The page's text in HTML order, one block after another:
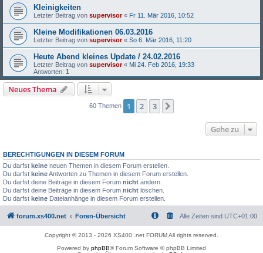
Kleinigkeiten
Letzter Beitrag von supervisor« Fr 11. Mär 2016, 10:52
Kleine Modifikationen 06.03.2016
Letzter Beitrag von supervisor« So 6. Mär 2016, 11:20
Heute Abend kleines Update / 24.02.2016
Letzter Beitrag von supervisor« Mi 24. Feb 2016, 19:33
Antworten: 1
Neues Thema
60 Themen 1 2 3
Gehe zu
BERECHTIGUNGEN IN DIESEM FORUM
Du darfst keine neuen Themen in diesem Forum erstellen.
Du darfst keineAntworten zu Themen in diesem Forum erstellen.
Du darfst deine Beiträge in diesem Forum nicht ändern.
Du darfst deine Beiträge in diesem Forum nicht löschen.
Du darfst keine Dateianhänge in diesem Forum erstellen.
forum.xs400.net Foren-Übersicht Alle Zeiten sind UTC+01:00
Copyright © 2013 - 2026 XS400 .net FORUM All rights reserved.
Powered by phpBB® Forum Software © phpBB Limited